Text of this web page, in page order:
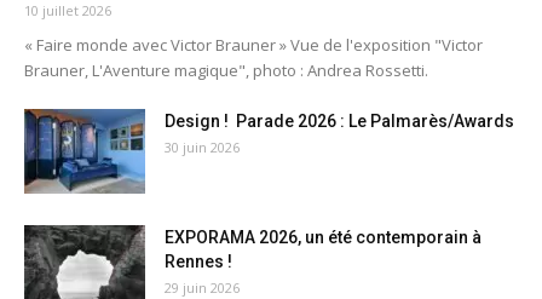
10 juillet 2026
« Faire monde avec Victor Brauner » Vue de l'exposition "Victor
Brauner, L'Aventure magique", photo : Andrea Rossetti.
Design ! Parade 2026 : Le Palmarès/Awards
30 juin 2026
EXPORAMA 2026, un été contemporain à
Rennes !
29 juin 2026